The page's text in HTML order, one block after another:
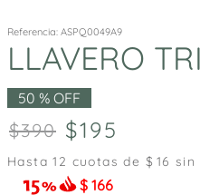
Referencia: ASPQ0049A9
LLAVERO
50 % OFF
390 195
Hasta12 cuotas de $ 16 sin
$166